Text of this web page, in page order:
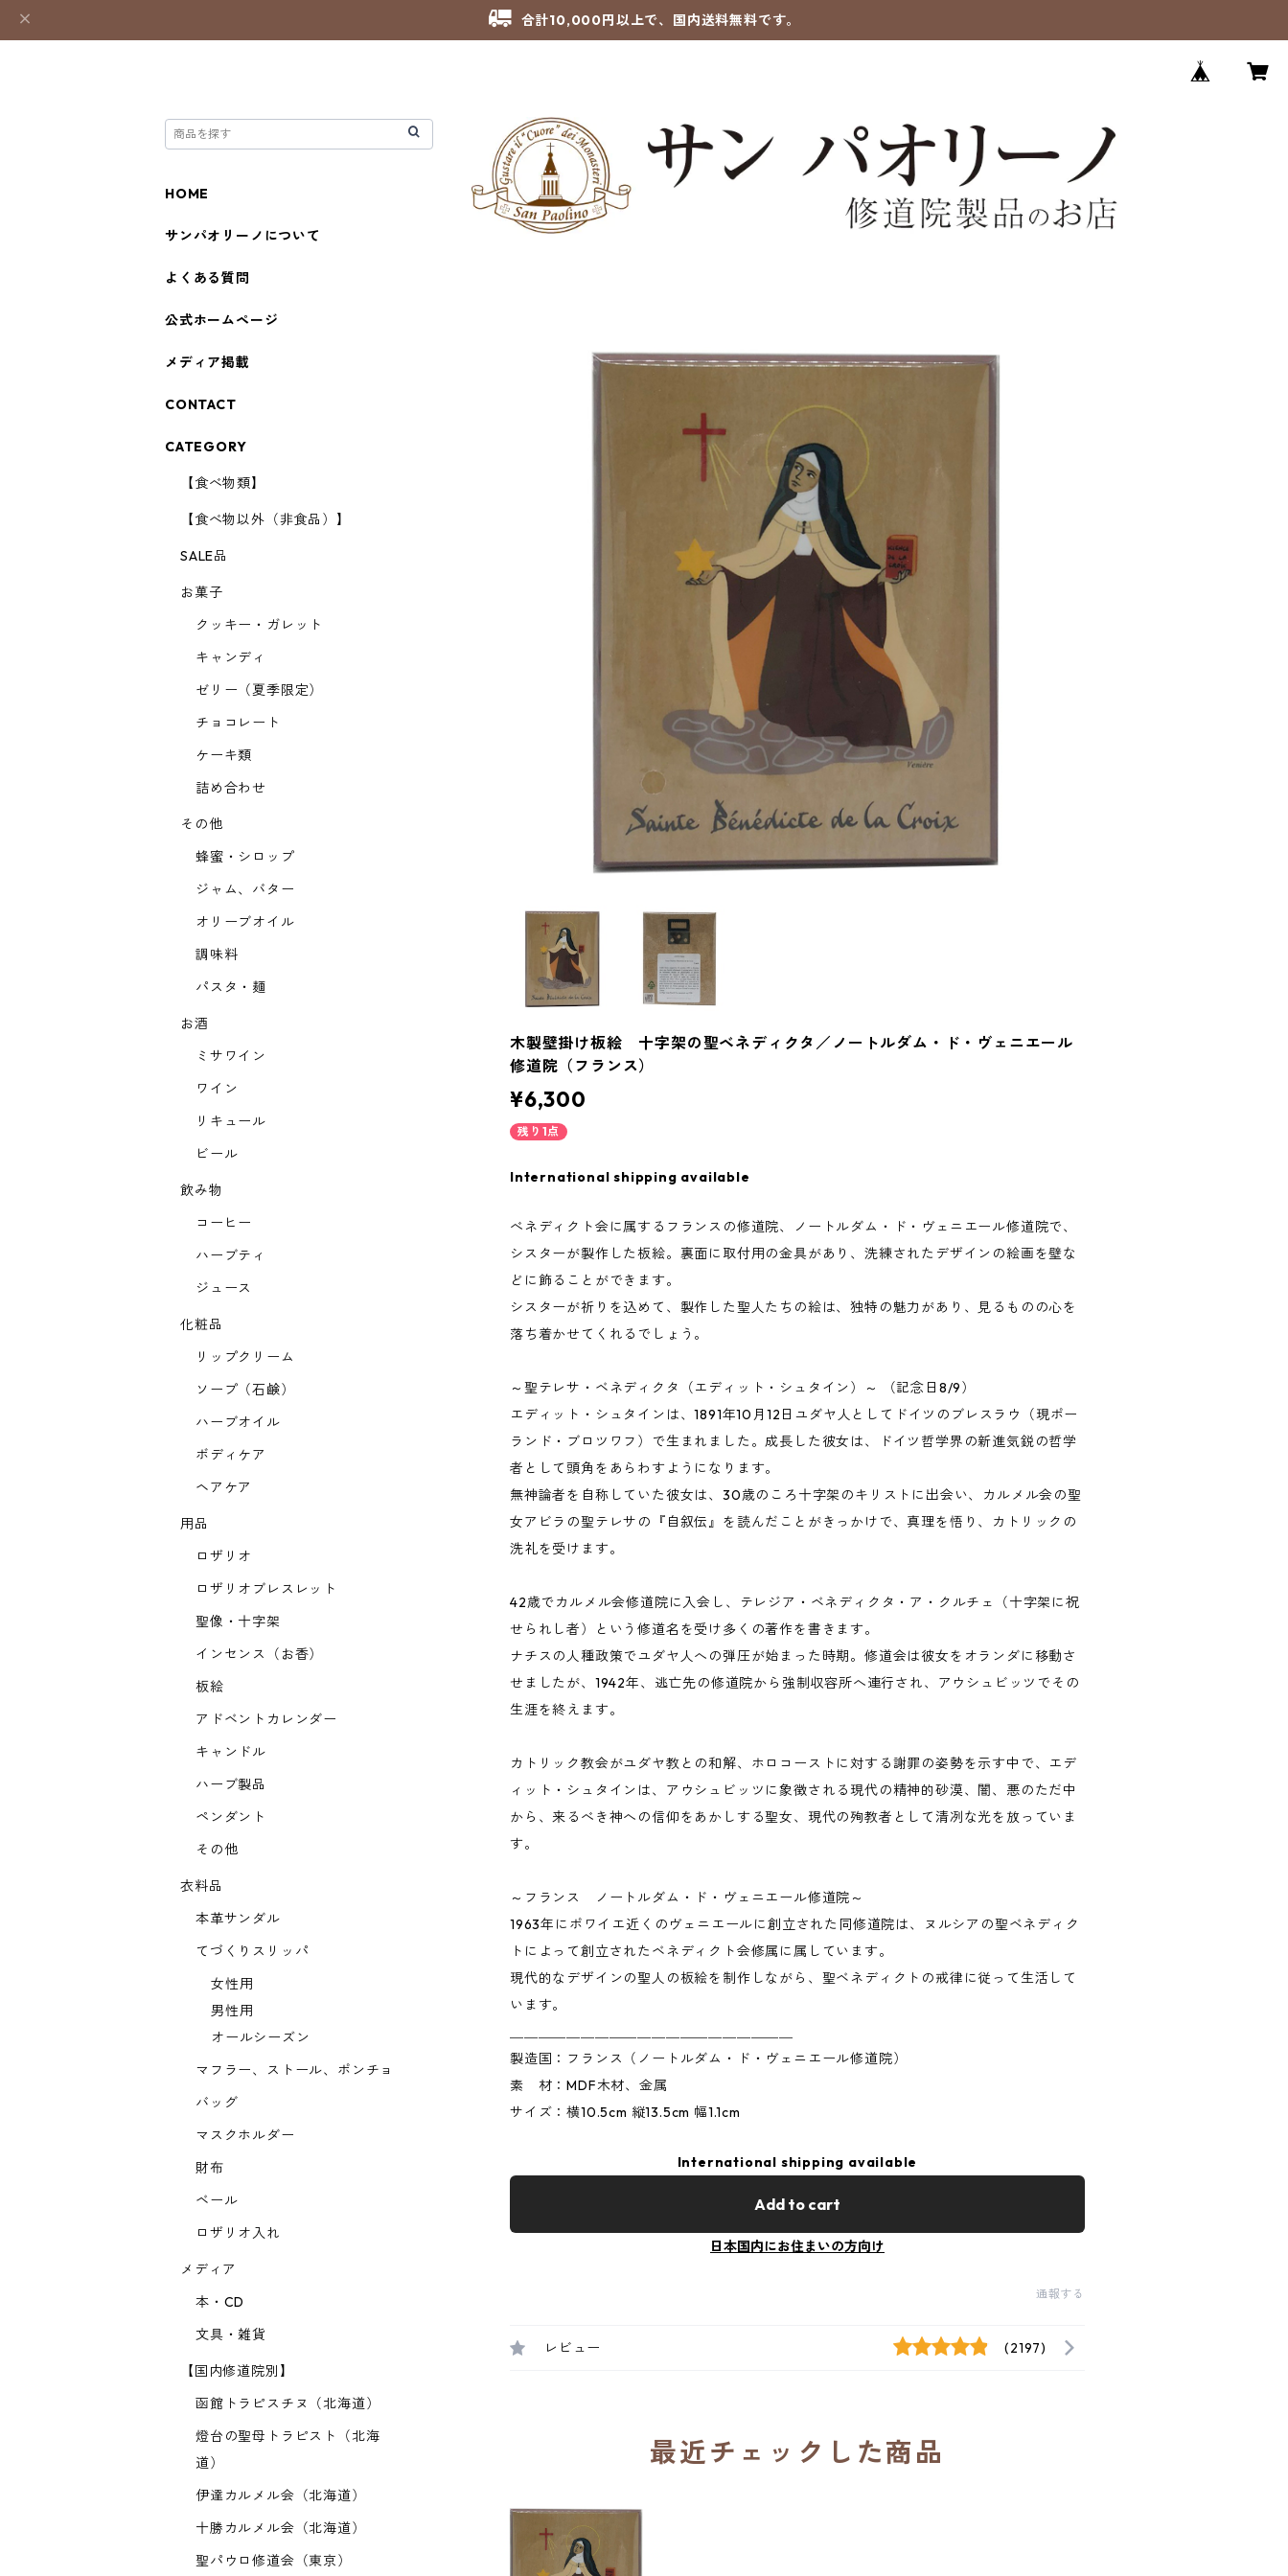
合計10,000円以上で、国内送料無料です。
木製壁掛け板絵 十字架の聖ベネディクタ／ノートルダム・ド・ヴェニエール
修道院（フランス）
¥6,300
残り1点
International shipping available
べネディクト会に属するフランスの修道院、ノートルダム・ド・ヴェニエール修道院で、
シスターが製作した板絵。裏面に取付用の金具があり、洗練されたデザインの絵画を壁な
どに飾ることができます。
シスターが祈りを込めて、製作した聖人たちの絵は、独特の魅力があり、見るものの心を
落ち着かせてくれるでしょう。
～聖テレサ・ベネディクタ（エディット・シュタイン）～ （記念日8/9）
エディット・シュタインは、1891年10月12日ユダヤ人としてドイツのブレスラウ（現ポー
ランド・ブロツワフ）で生まれました。成長した彼女は、ドイツ哲学界の新進気鋭の哲学
者として頭角をあらわすようになります。
無神論者を自称していた彼女は、30歳のころ十字架のキリストに出会い、カルメル会の聖
女アビラの聖テレサの『自叙伝』を読んだことがきっかけで、真理を悟り、カトリックの
洗礼を受けます。
42歳でカルメル会修道院に入会し、テレジア・ベネディクタ・ア・クルチェ（十字架に祝
せられし者）という修道名を受け多くの著作を書きます。
ナチスの人種政策でユダヤ人への弾圧が始まった時期。修道会は彼女をオランダに移動さ
せましたが、1942年、逃亡先の修道院から強制収容所へ連行され、アウシュビッツでその
生涯を終えます。
カトリック教会がユダヤ教との和解、ホロコーストに対する謝罪の姿勢を示す中で、エデ
ィット・シュタインは、アウシュビッツに象徴される現代の精神的砂漠、闇、悪のただ中
から、来るべき神への信仰をあかしする聖女、現代の殉教者として清冽な光を放っていま
す。
～フランス ノートルダム・ド・ヴェニエール修道院～
1963年にポワイエ近くのヴェニエールに創立された同修道院は、ヌルシアの聖ベネディク
トによって創立されたベネディクト会修属に属しています。
現代的なデザインの聖人の板絵を制作しながら、聖ベネディクトの戒律に従って生活して
います。
製造国：フランス（ノートルダム・ド・ヴェニエール修道院）
素 材：MDF木材、金属
サイズ：横10.5cm 縦13.5cm 幅1.1cm
International shipping available
Add to cart
日本国内にお住まいの方向け
通報する
レビュー (2197)
最近チェックした商品
HOME
サンパオリーノについて
よくある質問
公式ホームページ
メディア掲載
CONTACT
CATEGORY
【食べ物類】
【食べ物以外（非食品）】
SALE品
お菓子
クッキー・ガレット
キャンディ
ゼリー（夏季限定）
チョコレート
ケーキ類
詰め合わせ
その他
蜂蜜・シロップ
ジャム、バター
オリーブオイル
調味料
パスタ・麺
お酒
ミサワイン
ワイン
リキュール
ビール
飲み物
コーヒー
ハーブティ
ジュース
化粧品
リップクリーム
ソープ（石鹸）
ハーブオイル
ボディケア
ヘアケア
用品
ロザリオ
ロザリオブレスレット
聖像・十字架
インセンス（お香）
板絵
アドベントカレンダー
キャンドル
ハーブ製品
ペンダント
その他
衣料品
本革サンダル
てづくりスリッパ
女性用
男性用
オールシーズン
マフラー、ストール、ポンチョ
バッグ
マスクホルダー
財布
ベール
ロザリオ入れ
メディア
本・CD
文具・雑貨
【国内修道院別】
函館トラピスチヌ（北海道）
燈台の聖母トラピスト（北海
道）
伊達カルメル会（北海道）
十勝カルメル会（北海道）
聖パウロ修道会（東京）